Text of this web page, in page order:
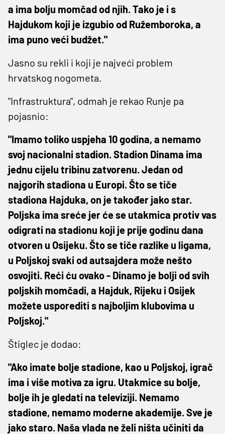
a ima bolju momčad od njih. Tako je i s
Hajdukom koji je izgubio od Ružemboroka, a
ima puno veći budžet."
Jasno su rekli i koji je najveći problem
hrvatskog nogometa.
"Infrastruktura", odmah je rekao Runje pa
pojasnio:
"Imamo toliko uspjeha 10 godina, a nemamo
svoj nacionalni stadion. Stadion Dinama ima
jednu cijelu tribinu zatvorenu. Jedan od
najgorih stadiona u Europi. Što se tiče
stadiona Hajduka, on je također jako star.
Poljska ima sreće jer će se utakmica protiv vas
odigrati na stadionu koji je prije godinu dana
otvoren u Osijeku. Što se tiče razlike u ligama,
u Poljskoj svaki od autsajdera može nešto
osvojiti. Reći ću ovako - Dinamo je bolji od svih
poljskih momčadi, a Hajduk, Rijeku i Osijek
možete usporediti s najboljim klubovima u
Poljskoj."
Štiglec je dodao:
"Ako imate bolje stadione, kao u Poljskoj, igrač
ima i više motiva za igru. Utakmice su bolje,
bolje ih je gledati na televiziji. Nemamo
stadione, nemamo moderne akademije. Sve je
jako staro. Naša vlada ne želi ništa učiniti da